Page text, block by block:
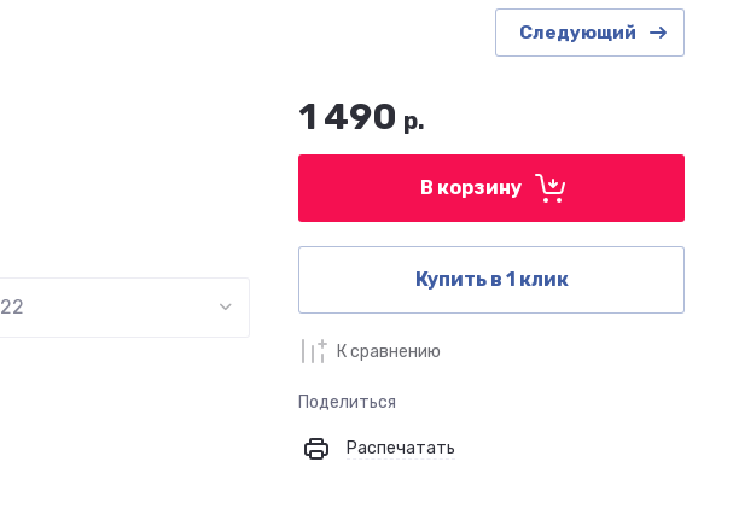
Следующий
1 490 р.
В корзину
Купить в 1 клик
К сравнению
Поделиться
Распечатать